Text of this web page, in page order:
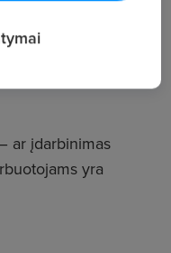
ar įdarbinimas
yra